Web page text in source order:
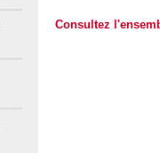
Consultez